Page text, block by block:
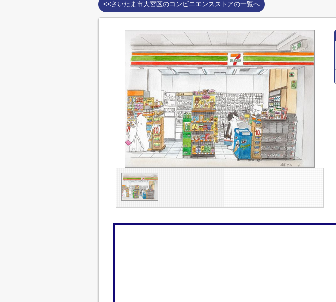
<<さいたま市大宮区のコンビニエンスストアの一覧へ